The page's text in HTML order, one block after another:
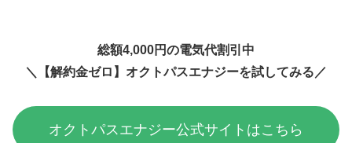
総額4,000円の電気代割引中
＼
【解約金ゼロ】オクトパスエナジーを試してみる ／
オクトパスエナジー公式サイトはこちら